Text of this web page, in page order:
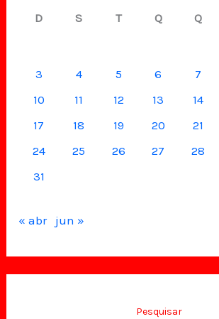
D S T Q Q
3
4 5 6 7
10
11 12 13 14
17
18 19 20 21
24
25 26 27 28
31
« abr jun »
Pesquisar